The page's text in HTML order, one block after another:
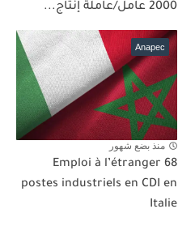
2000 عامل/عاملة إنتاج...
Anapec
منذ بضع شهور
Emploi à l’étranger 68
postes industriels en CDI en
Italie